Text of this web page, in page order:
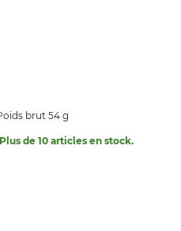
brut 54 g
de 10 articles en stock.